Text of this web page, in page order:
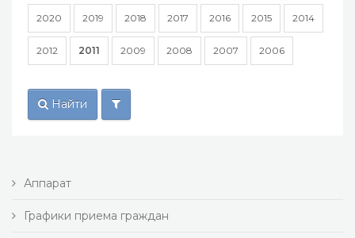
2020 2019 2018 2017 2016 2015 2014
2012 2011 2009 2008 2007 2006
Найти
Аппарат
Графики приема граждан